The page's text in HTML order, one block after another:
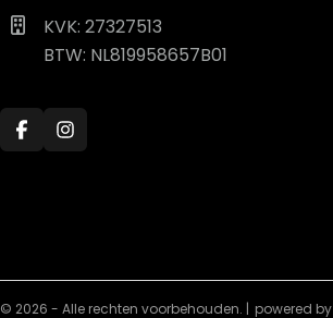
KVK: 27327513
BTW: NL819958657B01
© 2026 - Alle rechten voorbehouden. | powered by